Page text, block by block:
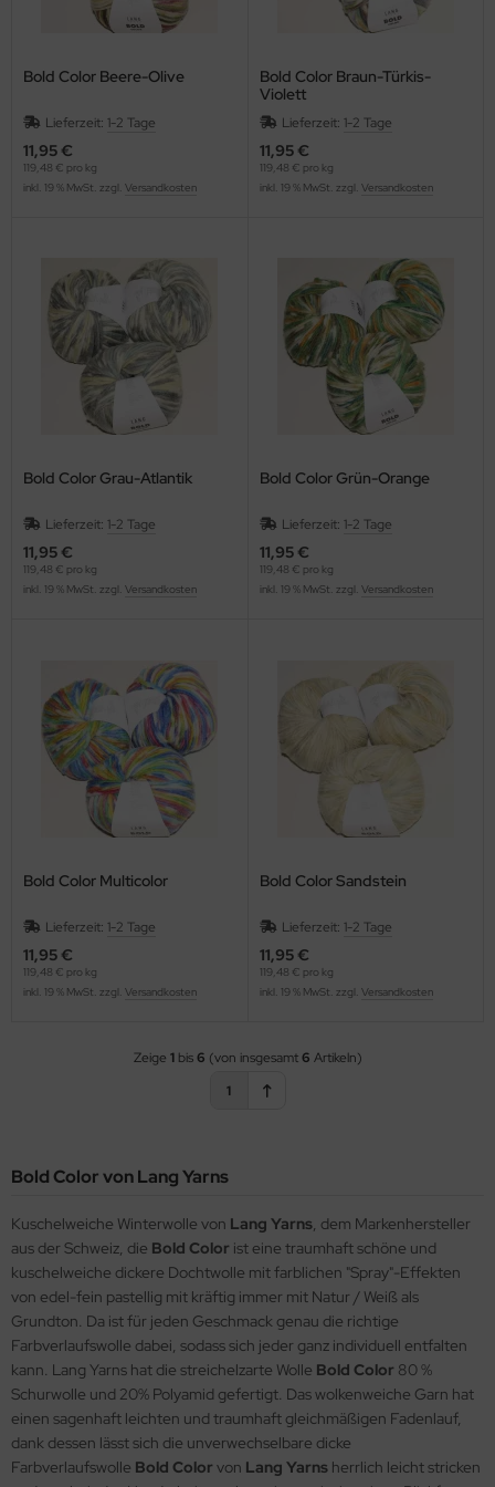
Bold Color Beere-Olive
Lieferzeit: 1-2 Tage
11,95 €
119,48 € pro kg
inkl. 19 % MwSt. zzgl. Versandkosten
Bold Color Braun-Türkis-
Violett
Lieferzeit: 1-2 Tage
11,95 €
119,48 € pro kg
inkl. 19 % MwSt. zzgl. Versandkosten
Bold Color Grau-Atlantik
Lieferzeit: 1-2 Tage
11,95 €
119,48 € pro kg
inkl. 19 % MwSt. zzgl. Versandkosten
Bold Color Grün-Orange
Lieferzeit: 1-2 Tage
11,95 €
119,48 € pro kg
inkl. 19 % MwSt. zzgl. Versandkosten
Bold Color Multicolor
Lieferzeit: 1-2 Tage
11,95 €
119,48 € pro kg
inkl. 19 % MwSt. zzgl. Versandkosten
Bold Color Sandstein
Lieferzeit: 1-2 Tage
11,95 €
119,48 € pro kg
inkl. 19 % MwSt. zzgl. Versandkosten
Zeige 1bis6 (von insgesamt6 Artikeln)
1
Bold Color von Lang Yarns
Kuschelweiche Winterwolle von Lang Yarns, dem Markenhersteller
aus der Schweiz, die Bold Color ist eine traumhaft schöne und
kuschelweiche dickere Dochtwolle mit farblichen "Spray"-Effekten
von edel-fein pastellig mit kräftig immer mit Natur / Weiß als
Grundton. Da ist für jeden Geschmack genau die richtige
Farbverlaufswolle dabei, sodass sich jeder ganz individuell entfalten
kann. Lang Yarns hat die streichelzarte Wolle Bold Color 80 %
Schurwolle und 20% Polyamid gefertigt. Das wolkenweiche Garn hat
einen sagenhaft leichten und traumhaft gleichmäßigen Fadenlauf,
dank dessen lässt sich die unverwechselbare dicke
Farbverlaufswolle Bold Color von Lang Yarns herrlich leicht stricken